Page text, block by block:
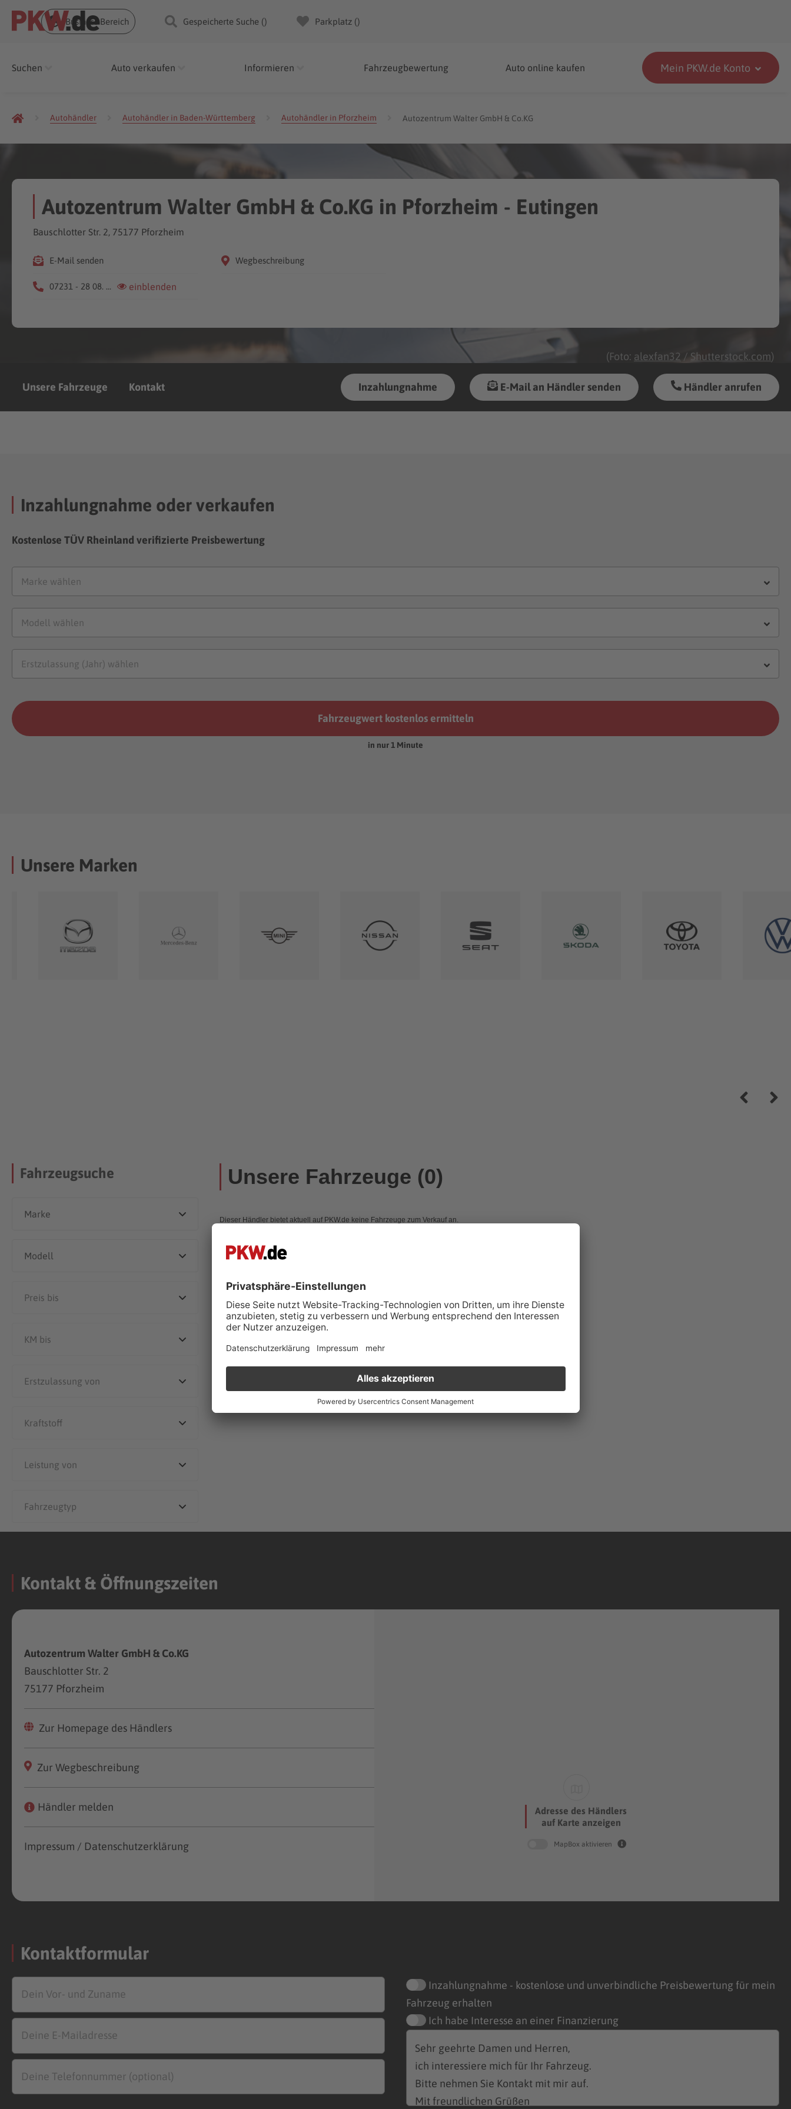
Business Bereich Gespeicherte Suche () Parkplatz ()
Suchen Auto verkaufen Informieren Fahrzeugbewertung Auto online kaufen Mein PKW.de Konto
Autohändler Autohändler in Baden-Württemberg Autohändler in Pforzheim Autozentrum Walter GmbH & Co.KG
Unsere Fahrzeuge Kontakt Inzahlungnahme E-Mail an Händler senden Händler anrufen
(Foto: alexfan32 / Shutterstock.com)
Autozentrum Walter GmbH & Co.KG in Pforzheim - Eutingen
Bauschlotter Str. 2, 75177 Pforzheim
E-Mail senden
07231 - 28 08. ... einblenden
Wegbeschreibung
Inzahlungnahme oder verkaufen
Kostenlose TÜV Rheinland verifizierte Preisbewertung
Fahrzeugwert kostenlos ermitteln
in nur 1 Minute
Unsere Marken
Fahrzeugsuche Unsere Fahrzeuge (0)
Dieser Händler bietet aktuell auf PKW.de keine Fahrzeuge zum Verkauf an.
Kontakt & Öffnungszeiten
Autozentrum Walter GmbH & Co.KG
Bauschlotter Str. 2
75177 Pforzheim
Zur Homepage des Händlers
Zur Wegbeschreibung
Händler melden
Impressum / Datenschutzerklärung
Adresse des Händlers
auf Karte anzeigen
MapBox aktivieren
Kontaktformular
Inzahlungnahme - kostenlose und unverbindliche Preisbewertung für mein
Fahrzeug erhalten
Ich habe Interesse an einer Finanzierung